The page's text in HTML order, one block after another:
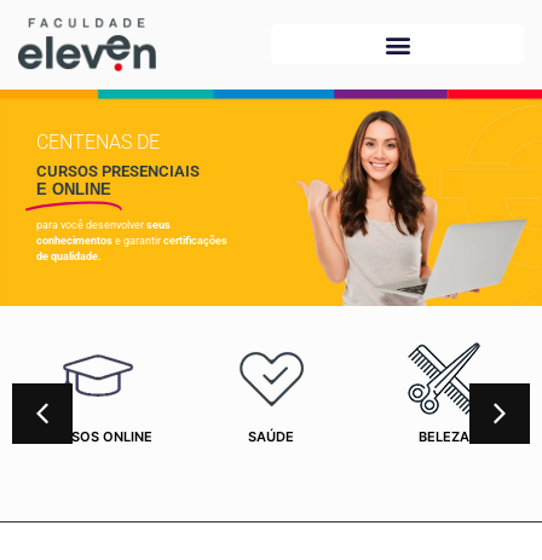
CENTENAS DE
CURSOS PRESENCIAIS
E ONLINE
para você desenvolver seus
conhecimentos e garantir certificações
de qualidade.
CURSOS ONLINE SAÚDE BELEZA